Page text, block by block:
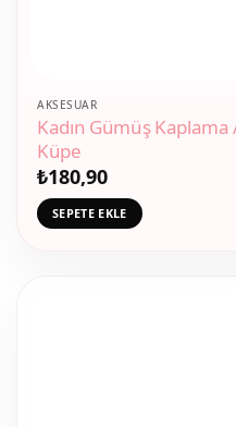
AKSESUAR
Kadın Gümüş
Küpe
₺180,90
SEPETE EKLE